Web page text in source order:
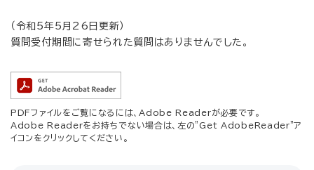
（令和5年5月26日更新）
質問受付期間に寄せられた質問はありませんでした。
PDFファイルをご覧になるには、Adobe Readerが必要です。
Adobe Readerをお持ちでない場合は、左の"Get AdobeReader"ア
イコンをクリックしてください。